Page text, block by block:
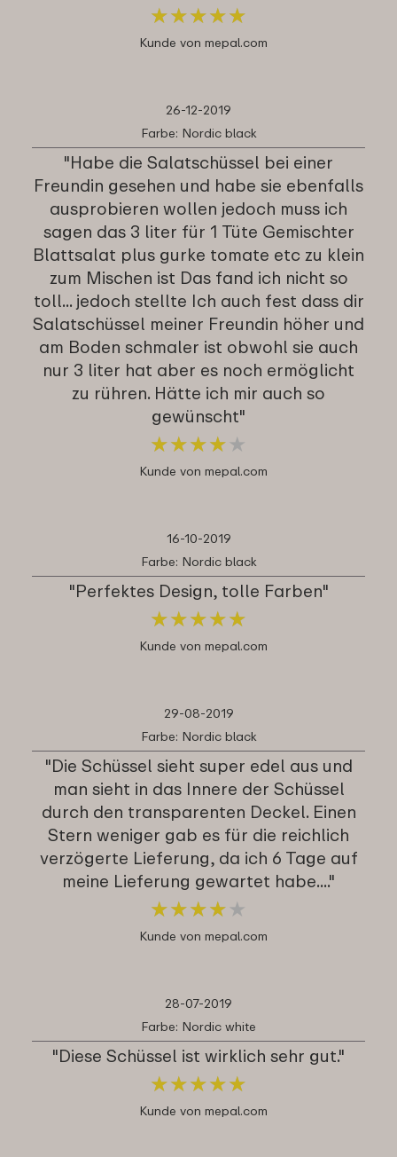
★★★★★
★★★★★
Kunde von mepal.com
26-12-2019
Farbe: Nordic black
"Habe die Salatschüssel bei einer
Freundin gesehen und habe sie ebenfalls
ausprobieren wollen jedoch muss ich
sagen das 3 liter für 1 Tüte Gemischter
Blattsalat plus gurke tomate etc zu klein
zum Mischen ist Das fand ich nicht so
toll... jedoch stellte Ich auch fest dass dir
Salatschüssel meiner Freundin höher und
am Boden schmaler ist obwohl sie auch
nur 3 liter hat aber es noch ermöglicht
zu rühren. Hätte ich mir auch so
gewünscht"
★★★★ ★
★★★★ ★
Kunde von mepal.com
16-10-2019
Farbe: Nordic black
"Perfektes Design, tolle Farben"
★★★★★
★★★★★
Kunde von mepal.com
29-08-2019
Farbe: Nordic black
"Die Schüssel sieht super edel aus und
man sieht in das Innere der Schüssel
durch den transparenten Deckel. Einen
Stern weniger gab es für die reichlich
verzögerte Lieferung, da ich 6 Tage auf
meine Lieferung gewartet habe...."
★★★★ ★
★★★★ ★
Kunde von mepal.com
28-07-2019
Farbe: Nordic white
"Diese Schüssel ist wirklich sehr gut."
★★★★★
★★★★★
Kunde von mepal.com